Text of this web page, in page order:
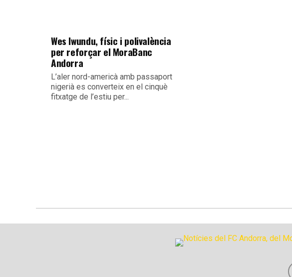
Wes Iwundu, físic i polivalència
per reforçar el MoraBanc
Andorra
L’aler nord-americà amb passaport
nigerià es converteix en el cinquè
fitxatge de l’estiu per...